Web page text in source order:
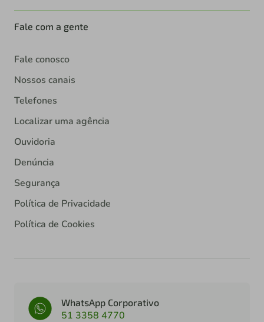
Fale com a gente
Fale conosco
Nossos canais
Telefones
Localizar uma agência
Ouvidoria
Denúncia
Segurança
Política de Privacidade
Política de Cookies
WhatsApp Corporativo
51 3358 4770